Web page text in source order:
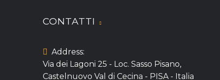
CONTATTI
Address:
Via dei Lagoni 25 - Loc. Sasso Pisano,
Castelnuovo Val di Cecina - PISA - Italia